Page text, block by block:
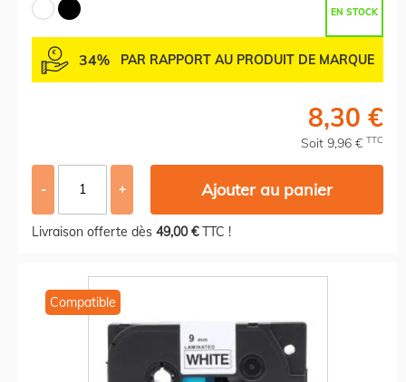
EN STOCK
34% PAR RAPPORT AU PRODUIT DE MARQUE
8,30 €
Soit 9,96 € TTC
- + Ajouter au panier
Livraison offerte dès 49,00 €TTC !
Compatible